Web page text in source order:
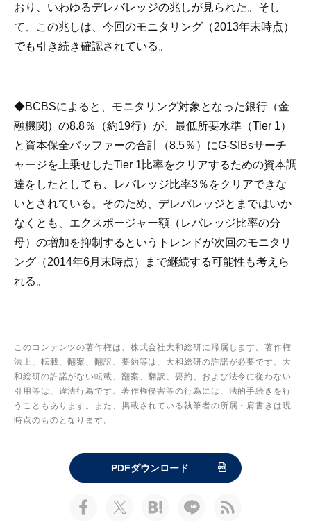
おり、いわゆるデレバレッジの兆しが見られた。そし
て、この兆しは、今回のモニタリング（2013年末時点）
でも引き続き確認されている。
◆BCBSによると、モニタリング対象となった銀行（金
融機関）の8.8％（約19行）が、最低所要水準（Tier 1）
と資本保全バッファーの合計（8.5％）にG-SIBsサーチ
ャージを上乗せしたTier 1比率をクリアするための資本調
達をしたとしても、レバレッジ比率3％をクリアできな
いとされている。そのため、デレバレッジとまではいか
なくとも、エクスポージャー額（レバレッジ比率の分
母）の増加を抑制するというトレンドが次回のモニタリ
ング（2014年6月末時点）まで継続する可能性も考えら
れる。
このコンテンツの著作権は、株式会社大和総研に帰属します。著作権
法上、転載、翻案、翻訳、要約等は、大和総研の許諾が必要です。大
和総研の許諾がない転載、翻案、翻訳、要約、および法令に従わない
引用等は、違法行為です。著作権侵害等の行為には、法的手続きを行
うこともあります。また、掲載されている執筆者の所属・肩書きは現
時点のものとなります。
PDFダウンロード